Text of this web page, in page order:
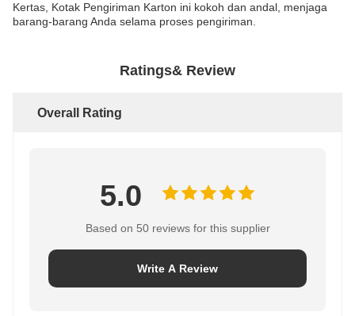
Kertas, Kotak Pengiriman Karton ini kokoh dan andal, menjaga
barang-barang Anda selama proses pengiriman.
Ratings& Review
Overall Rating
5.0
Based on 50 reviews for this supplier
Write A Review